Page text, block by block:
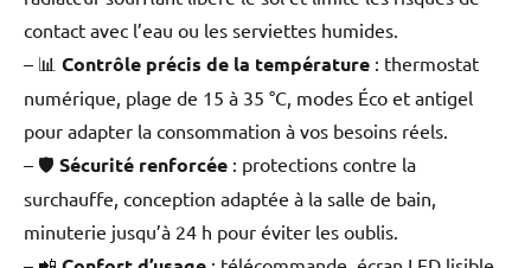
contact avec l’eau ou les serviettes humides.
– 📊 Contrôle précis de la température : thermostat
numérique, plage de 15 à 35 °C, modes Éco et antigel
pour adapter la consommation à vos besoins réels.
– 🛡️ Sécurité renforcée : protections contre la
surchauffe, conception adaptée à la salle de bain,
minuterie jusqu’à 24 h pour éviter les oublis.